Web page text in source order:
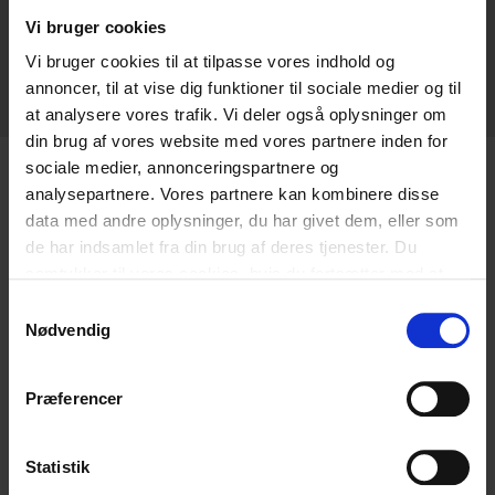
Vi bruger cookies
Vi bruger cookies til at tilpasse vores indhold og
annoncer, til at vise dig funktioner til sociale medier og til
at analysere vores trafik. Vi deler også oplysninger om
din brug af vores website med vores partnere inden for
sociale medier, annonceringspartnere og
analysepartnere. Vores partnere kan kombinere disse
data med andre oplysninger, du har givet dem, eller som
de har indsamlet fra din brug af deres tjenester. Du
Nødvendig
Præferencer
Statistik
Vi deltager i og driver projekter om blandt andet
computerspil som pædagogisk redskab, hate speech og
anti-ligestilling på nettet.
Relaterede
10 trygge og